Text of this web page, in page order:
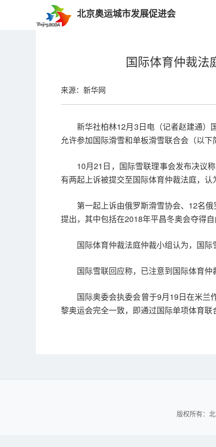
北京奥运城市发展促进会
国际体育仲裁法
来源：新华网
新华社柏林12月3日电（记者赵建通）
允许参加国际滑雪和单板滑雪联合会（以下
10月21日，国际雪联理事会发布决议
有两起上诉被提交至国际体育仲裁法庭，
第一起上诉由俄罗斯滑雪协会、12名
提出，其中包括在2018年平昌冬奥会夺得
国际体育仲裁法庭仲裁小组认为，国
国际雪联回应称，已注意到国际体育仲
国际奥委会执委会曾于9月19日在米兰
黎奥运会完全一致，即通过国际单项体育
版权所有：